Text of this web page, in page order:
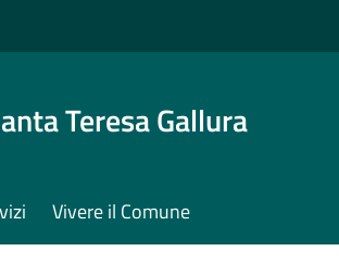
Teresa Gallura
Vivere il Comune